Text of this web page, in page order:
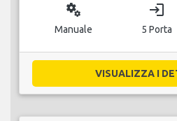
miscellaneous_services
Manuale
login
5 Porta
VISUALIZZA I